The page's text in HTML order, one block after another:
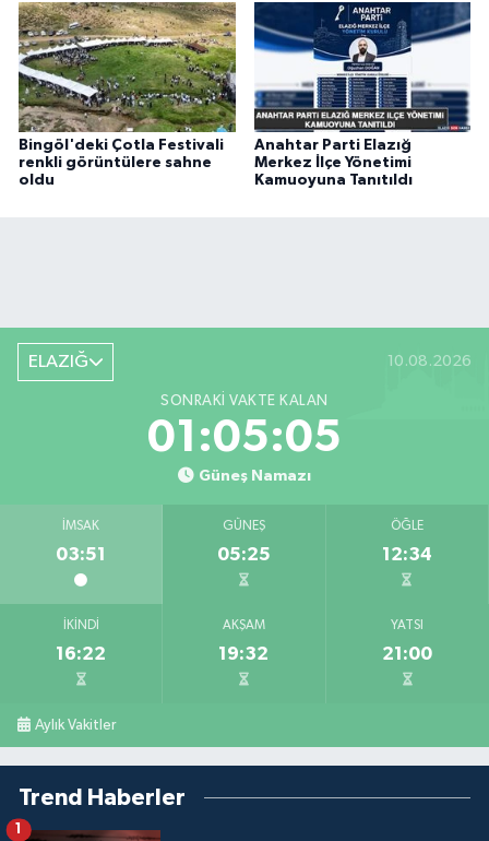
Bingöl'deki Çotla Festivali
renkli görüntülere sahne
oldu
Anahtar Parti Elazığ
Merkez İlçe Yönetimi
Kamuoyuna Tanıtıldı
ELAZIĞ 10.08.2026
SONRAKI VAKTE KALAN
01:05:05
Güneş Namazı
İMSAK
03:51
GÜNEŞ
05:25
ÖĞLE
12:34
İKINDI
16:22
AKŞAM
19:32
YATSI
21:00
Aylık Vakitler
Trend Haberler